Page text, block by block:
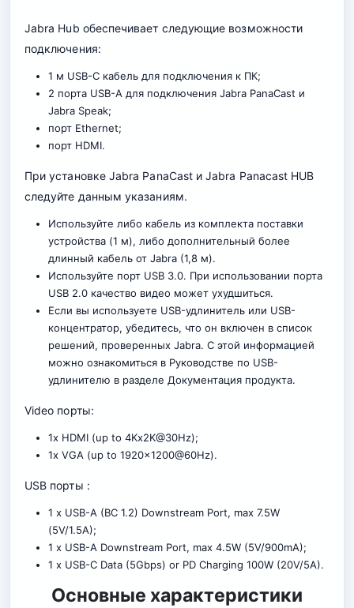
Jabra Hub обеспечивает следующие возможности
подключения:
1 м USB-C кабель для подключения к ПК;
2 порта USB-A для подключения Jabra PanaCast и
Jabra Speak;
порт Ethernet;
порт HDMI.
При установке Jabra PanaCast и Jabra Panacast HUB
следуйте данным указаниям.
Используйте либо кабель из комплекта поставки
устройства (1 м), либо дополнительный более
длинный кабель от Jabra (1,8 м).
Используйте порт USB 3.0. При использовании порта
USB 2.0 качество видео может ухудшиться.
Если вы используете USB-удлинитель или USB-
концентратор, убедитесь, что он включен в список
решений, проверенных Jabra. С этой информацией
можно ознакомиться в Руководстве по USB-
удлинителю в разделе Документация продукта.
Video порты:
1x HDMI (up to 4Kx2K@30Hz);
1x VGA (up to 1920×1200@60Hz).
USB порты :
1 x USB-A (BC 1.2) Downstream Port, max 7.5W
(5V/1.5A);
1 x USB-A Downstream Port, max 4.5W (5V/900mA);
1 x USB-C Data (5Gbps) or PD Charging 100W (20V/5A).
Основные характеристики